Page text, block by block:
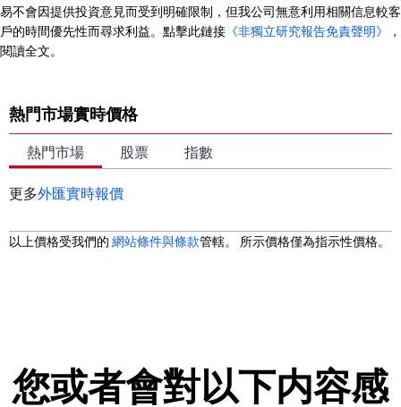
易不會因提供投資意見而受到明確限制，但我公司無意利用相關信息較客
戶的時間優先性而尋求利益。點擊此鏈接 《非獨立研究報告免責聲明》
，
閱讀全文。
熱門市場實時價格
熱門市場 股票 指數
更多外匯實時報價
以上價格受我們的 網站條件與條款管轄。 所示價格僅為指示性價格。
您或者會對以下内容感